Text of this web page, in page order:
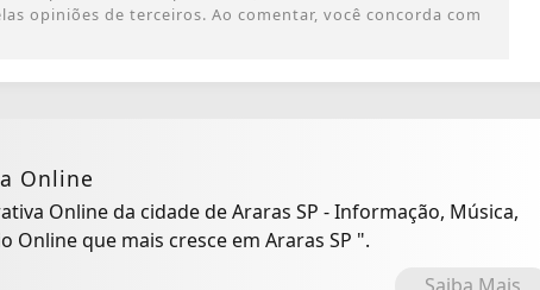
opiniões de terceiros. Ao comentar, você concorda com
Online
Online da cidade de Araras SP - Informação, Música,
" A Rádio Online que mais cresce em Araras SP ".